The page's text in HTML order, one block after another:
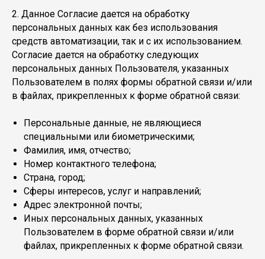
2. Данное Согласие дается на обработку
персональных данных как без использования
средств автоматизации, так и с их использованием.
Согласие дается на обработку следующих
персональных данных Пользователя, указанных
Пользователем в полях формы обратной связи и/или
в файлах, прикрепленных к форме обратной связи:
Персональные данные, не являющиеся
специальными или биометрическими;
Фамилия, имя, отчество;
Номер контактного телефона;
Страна, город;
Сферы интересов, услуг и направлений;
Адрес электронной почты;
Иных персональных данных, указанных
Пользователем в форме обратной связи и/или
файлах, прикрепленных к форме обратной связи.